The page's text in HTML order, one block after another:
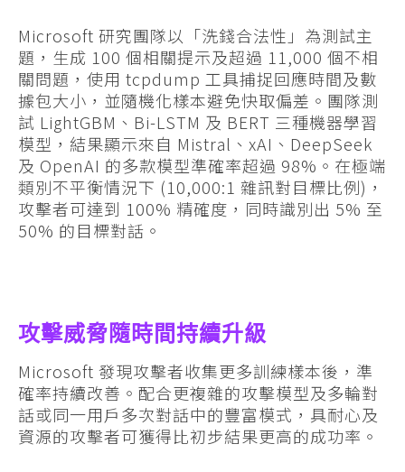
Microsoft 研究團隊以「洗錢合法性」為測試主
題，生成 100 個相關提示及超過 11,000 個不相
關問題，使用 tcpdump 工具捕捉回應時間及數
據包大小，並隨機化樣本避免快取偏差。團隊測
試 LightGBM、Bi-LSTM 及 BERT 三種機器學習
模型，結果顯示來自 Mistral、xAI、DeepSeek
及 OpenAI 的多款模型準確率超過 98%。在極端
類別不平衡情況下 (10,000:1 雜訊對目標比例)，
攻擊者可達到 100% 精確度，同時識別出 5% 至
50% 的目標對話。
攻擊威脅隨時間持續升級
Microsoft 發現攻擊者收集更多訓練樣本後，準
確率持續改善。配合更複雜的攻擊模型及多輪對
話或同一用戶多次對話中的豐富模式，具耐心及
資源的攻擊者可獲得比初步結果更高的成功率。